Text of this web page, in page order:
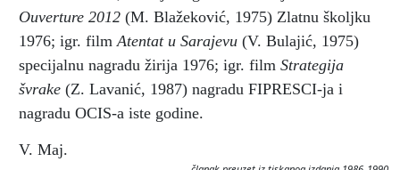
Ouverture 2012 (M. Blažeković, 1975) Zlatnu školjku
1976; igr. filmAtentat u Sarajevu (V. Bulajić, 1975)
specijalnu nagradu žirija 1976; igr. film Strategija
švrake (Z. Lavanić, 1987) nagradu FIPRESCI-ja i
nagradu OCIS-a iste godine.
V. Maj.